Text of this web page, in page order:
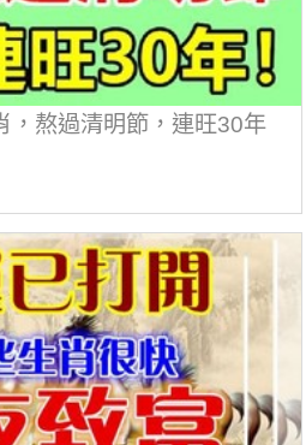
，熬過清明節，連旺30年